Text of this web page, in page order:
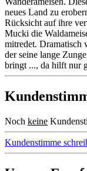
neues Land zu
Rücksicht auf ihre
Mucki die
mitredet. Dramatisch
der seine lange
bringt ..., da hilft nur
Noch keine
Kundenstimme